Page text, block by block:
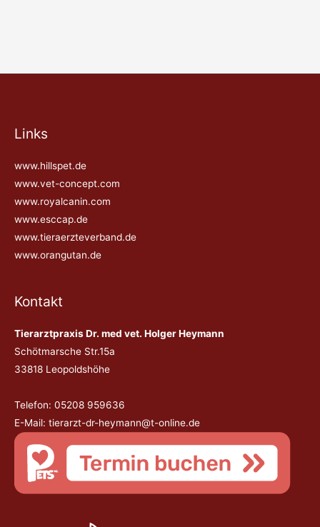
Links
www.hillspet.de
www.vet-concept.com
www.royalcanin.com
www.esccap.de
www.tieraerzteverband.de
www.orangutan.de
Kontakt
Tierarztpraxis Dr. med vet. Holger Heymann
Schötmarsche Str.15a
33818 Leopoldshöhe
Telefon: 05208 959636
E-Mail: tierarzt-dr-heymann@t-online.de